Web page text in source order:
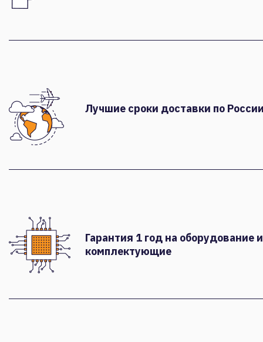
Лучшие сроки доставки по
Гарантия 1 год на оборудование и
комплектующие